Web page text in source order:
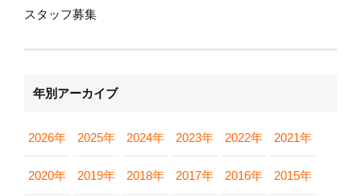
スタッフ募集
年別アーカイブ
2026年 2025年 2024年 2023年 2022年 2021年
2020年 2019年 2018年 2017年 2016年 2015年